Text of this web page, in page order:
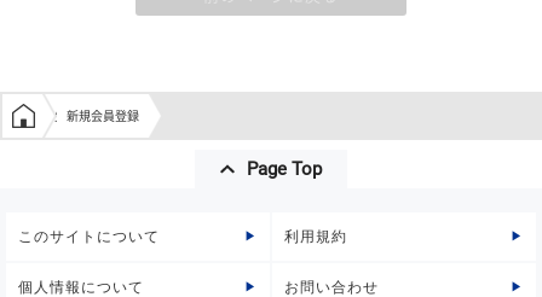
学生の窓口トップ
新規会員登録
Page Top
このサイトについて 利用規約
個人情報について お問い合わせ